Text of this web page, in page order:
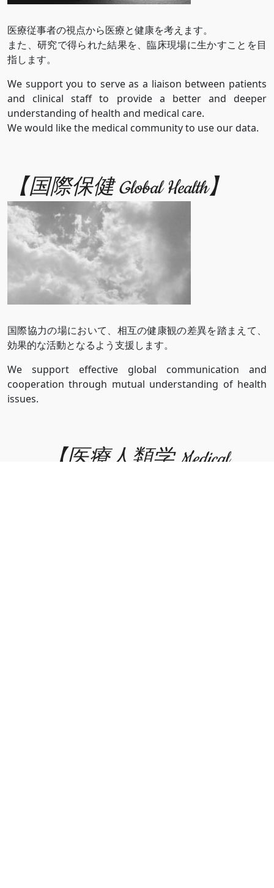
医療従事者の視点から医療と健康を考えます。
また、研究で得られた結果を、臨床現場に生かすことを目
指します。
We support you to serve as a liaison between patients
and clinical staff to provide a better and deeper
understanding of health and medical care.
We would like the medical community to use our data.
【国際保健 Global Health】
国際協力の場において、相互の健康観の差異を踏まえて、
効果的な活動となるよう支援します。
We support effective global communication and
cooperation through mutual understanding of health
issues.
【医療人類学 Medical